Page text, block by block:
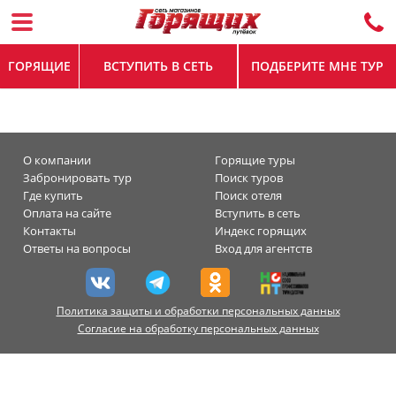
ГОРЯЩИЕ ВСТУПИТЬ В СЕТЬ ПОДБЕРИТЕ МНЕ ТУР
О компании
Горящие туры
Забронировать тур
Поиск туров
Где купить
Поиск отеля
Оплата на сайте
Вступить в сеть
Контакты
Индекс горящих
Ответы на вопросы
Вход для агентств
Политика защиты и обработки персональных данных
Согласие на обработку персональных данных